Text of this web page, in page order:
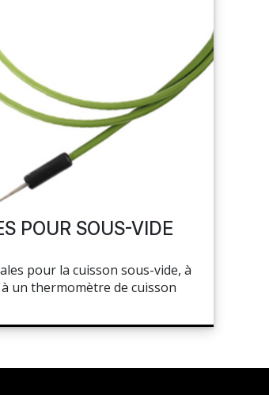
POUR SOUS-VIDE
pour la cuisson sous-vide, à
un thermomètre de cuisson